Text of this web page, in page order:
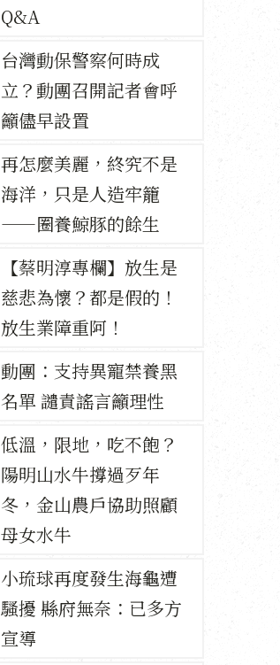
Q&A
台灣動保警察何時成
立？動團召開記者會呼
籲儘早設置
再怎麼美麗，終究不是
海洋，只是人造牢籠
——圈養鯨豚的餘生
【蔡明淳專欄】放生是
慈悲為懷？都是假的！
放生業障重阿！
動團：支持異寵禁養黑
名單 譴責謠言籲理性
低溫，限地，吃不飽？
陽明山水牛撐過歹年
冬，金山農戶協助照顧
母女水牛
小琉球再度發生海龜遭
騷擾 縣府無奈：已多方
宣導